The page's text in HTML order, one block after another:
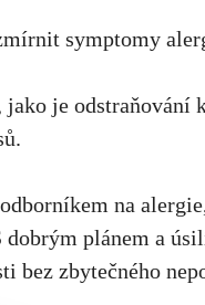
symptomy
⁤je odstraňování⁢
na
dobrým plánem a
bez zbytečného